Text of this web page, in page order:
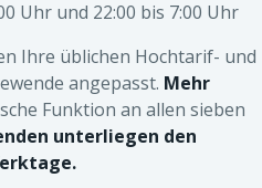
Uhr und 22:00 bis 7:00 Uhr
Ihre üblichen Hochtarif- und
angepasst. Mehr
Funktion an allen sieben
unterliegen den